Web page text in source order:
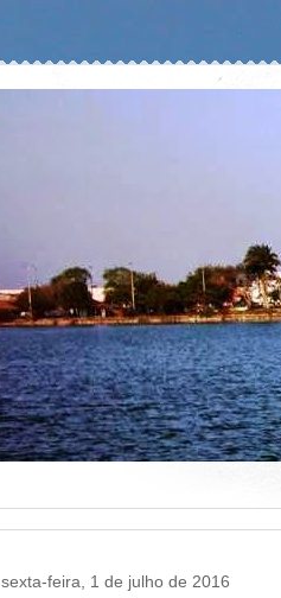
sexta-feira, 1 de julho de 2016